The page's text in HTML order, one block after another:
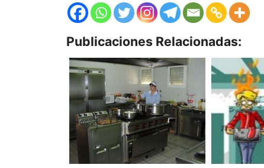
Publicaciones Relacionadas: